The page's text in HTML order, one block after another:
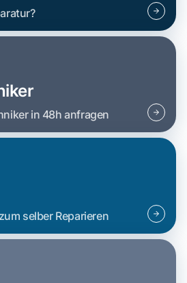
in 48h anfragen
selber Reparieren